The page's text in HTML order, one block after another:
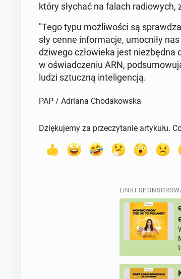
który słychać na falach
"Tego typu moż­li­wo­ści są
sły cenne in­for­ma­cje, umoc­ni­ły
dzi­we­go czło­wie­ka jest
w oświad­cze­niu ARN,
ludzi sztucz­ną in­te­li­gen­cją.
PAP / Adriana Chodakowska
Dziękujemy za przeczytanie artykułu.
LINKI